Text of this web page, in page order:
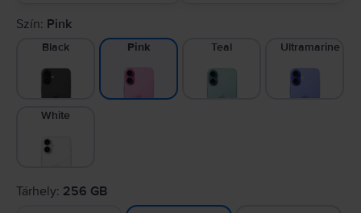
Szín: Pink
Black Pink Teal Ultramarine
White
Tárhely: 256 GB